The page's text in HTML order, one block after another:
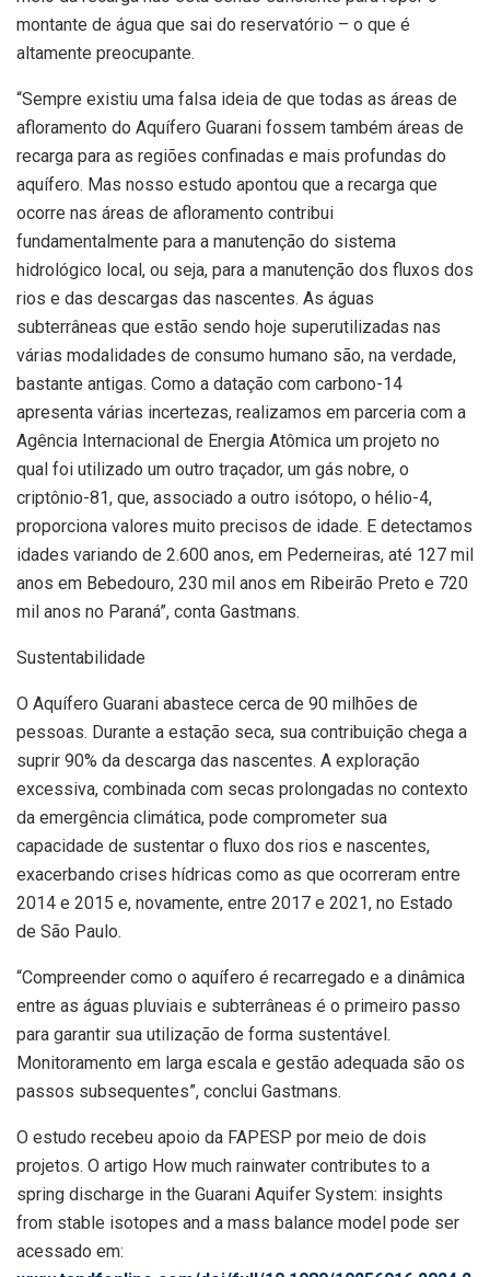
montante de água que sai do reservatório – o que é
altamente preocupante.
“Sempre existiu uma falsa ideia de que todas as áreas de
afloramento do Aquífero Guarani fossem também áreas de
recarga para as regiões confinadas e mais profundas do
aquífero. Mas nosso estudo apontou que a recarga que
ocorre nas áreas de afloramento contribui
fundamentalmente para a manutenção do sistema
hidrológico local, ou seja, para a manutenção dos fluxos dos
rios e das descargas das nascentes. As águas
subterrâneas que estão sendo hoje superutilizadas nas
várias modalidades de consumo humano são, na verdade,
bastante antigas. Como a datação com carbono-14
apresenta várias incertezas, realizamos em parceria com a
Agência Internacional de Energia Atômica um projeto no
qual foi utilizado um outro traçador, um gás nobre, o
criptônio-81, que, associado a outro isótopo, o hélio-4,
proporciona valores muito precisos de idade. E detectamos
idades variando de 2.600 anos, em Pederneiras, até 127 mil
anos em Bebedouro, 230 mil anos em Ribeirão Preto e 720
mil anos no Paraná”, conta Gastmans.
Sustentabilidade
O Aquífero Guarani abastece cerca de 90 milhões de
pessoas. Durante a estação seca, sua contribuição chega a
suprir 90% da descarga das nascentes. A exploração
excessiva, combinada com secas prolongadas no contexto
da emergência climática, pode comprometer sua
capacidade de sustentar o fluxo dos rios e nascentes,
exacerbando crises hídricas como as que ocorreram entre
2014 e 2015 e, novamente, entre 2017 e 2021, no Estado
de São Paulo.
“Compreender como o aquífero é recarregado e a dinâmica
entre as águas pluviais e subterrâneas é o primeiro passo
para garantir sua utilização de forma sustentável.
Monitoramento em larga escala e gestão adequada são os
passos subsequentes”, conclui Gastmans.
O estudo recebeu apoio da FAPESP por meio de dois
projetos. O artigo How much rainwater contributes to a
spring discharge in the Guarani Aquifer System: insights
from stable isotopes and a mass balance model pode ser
acessado em: